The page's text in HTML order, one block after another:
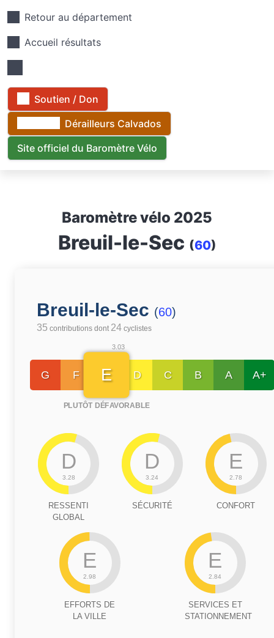
Retour au département
Accueil résultats
Soutien / Don
Dérailleurs Calvados
Site officiel du Baromètre Vélo
Baromètre vélo 2025
Breuil-le-Sec (60)
Breuil-le-Sec (60)
35 contributions dont 24 cyclistes
G F
3.03
E
PLUTÔT DÉFAVORABLE
D C B A A+
D
3.28
RESSENTI
GLOBAL
D
3.24
SÉCURITÉ
E
2.78
CONFORT
E
2.98
EFFORTS DE
LA VILLE
E
2.84
SERVICES ET
STATIONNEMENT